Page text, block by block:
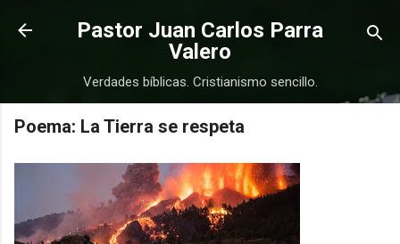
Ir al contenido principal
Pastor Juan Carlos Parra
Valero
Verdades bíblicas. Cristianismo sencillo.
Poema: La Tierra se respeta